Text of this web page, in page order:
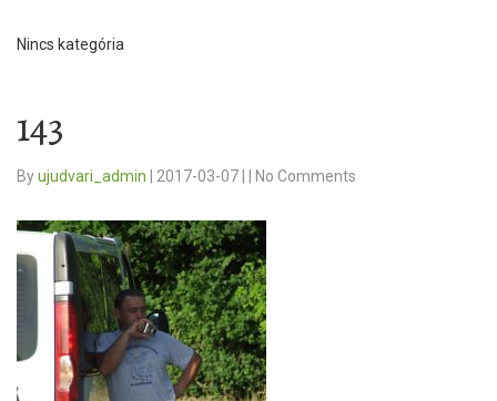
Nincs kategória
143
Byujudvari_admin 2017-03-07 No Comments